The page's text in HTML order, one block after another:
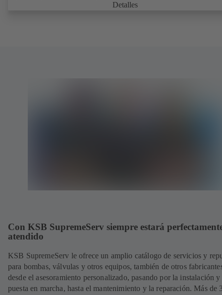
Detalles
Con KSB SupremeServ siempre estará
atendido
KSB SupremeServ le ofrece un amplio catálogo de servicios y
para bombas, válvulas y otros equipos, también de otros
desde el asesoramiento personalizado, pasando por la instalación y
puesta en marcha, hasta el mantenimiento y la reparación. Más de